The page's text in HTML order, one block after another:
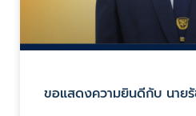
ขอแสดงความยินดีกับ นาย